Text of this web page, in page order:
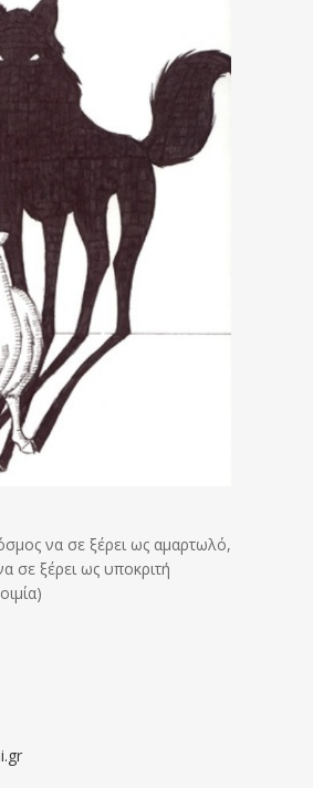
να σε ξέρει ως αμαρτωλό,
σε ξέρει ως υποκριτή